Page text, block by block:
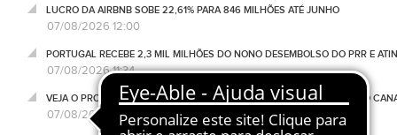
LUCRO DA AIRBNB SOBE 22,61% PARA 846 MILHÕES ATÉ JUNHO
07/08/2026 12:00
PORTUGAL RECEBE 2,3 MIL MILHÕES DO NONO DESEMBOLSO DO PRR E
07/08/2026 11:34
VEJA O PROGRAMA NEGÓCIOS DESTA SEXTA-FEIRA, 07 DE AGOSTO, NO
07/08/2026 11:18